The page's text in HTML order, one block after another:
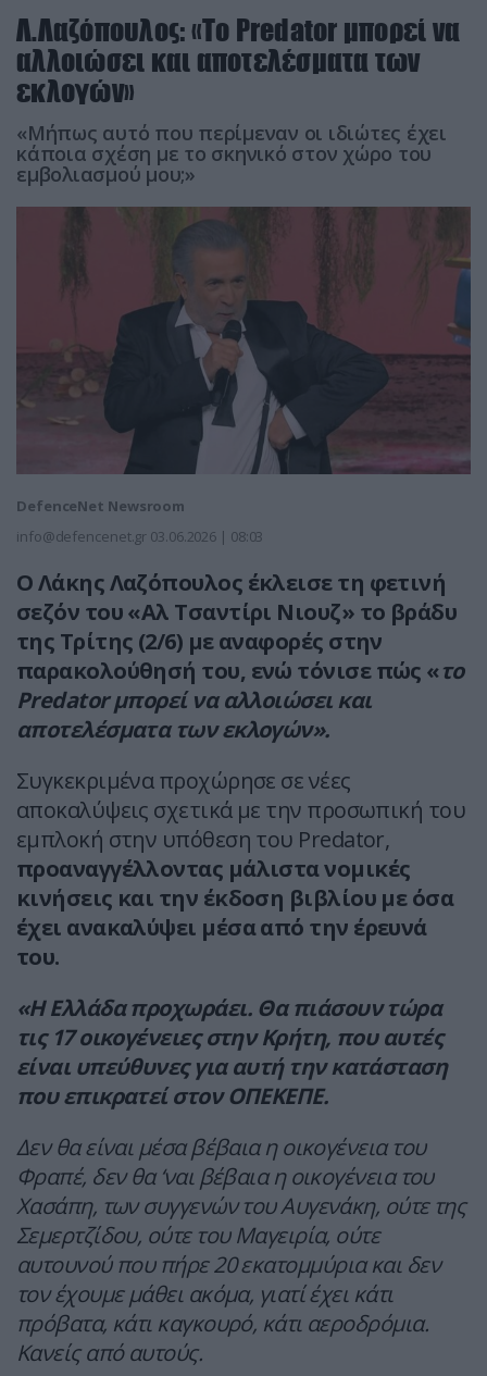
Λ.Λαζόπουλος: «Το Predator μπορεί να
αλλοιώσει και αποτελέσματα των
εκλογών»
«Μήπως αυτό που περίμεναν οι ιδιώτες έχει
κάποια σχέση με το σκηνικό στον χώρο του
εμβολιασμού μου;»
DefenceNet Newsroom
info@defencenet.gr 03.06.2026 | 08:03
Ο Λάκης Λαζόπουλος έκλεισε τη φετινή
σεζόν του «Αλ Τσαντίρι Νιουζ» το βράδυ
της Τρίτης (2/6) με αναφορές στην
παρακολούθησή του, ενώ τόνισε πώς «το
Predator μπορεί να αλλοιώσει και
αποτελέσματα των εκλογών».
Συγκεκριμένα προχώρησε σε νέες
αποκαλύψεις σχετικά με την προσωπική του
εμπλοκή στην υπόθεση του Predator,
προαναγγέλλοντας μάλιστα νομικές
κινήσεις και την έκδοση βιβλίου με όσα
έχει ανακαλύψει μέσα από την έρευνά
του.
«Η Ελλάδα προχωράει. Θα πιάσουν τώρα
τις 17 οικογένειες στην Κρήτη, που αυτές
είναι υπεύθυνες για αυτή την κατάσταση
που επικρατεί στον ΟΠΕΚΕΠΕ.
Δεν θα είναι μέσα βέβαια η οικογένεια του
Φραπέ, δεν θα ‘ναι βέβαια η οικογένεια του
Χασάπη, των συγγενών του Αυγενάκη, ούτε της
Σεμερτζίδου, ούτε του Μαγειρία, ούτε
αυτουνού που πήρε 20 εκατομμύρια και δεν
τον έχουμε μάθει ακόμα, γιατί έχει κάτι
πρόβατα, κάτι καγκουρό, κάτι αεροδρόμια.
Κανείς από αυτούς.